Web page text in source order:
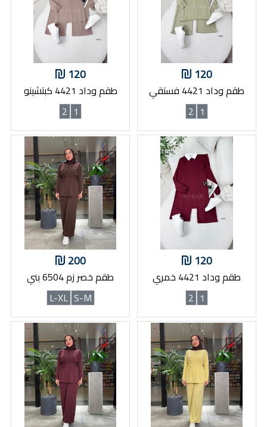
120
طقم وداد 4421 فستقي
1
2
120
طقم وداد 4421 كبتشينو
1
2
120
طقم وداد 4421 خمري
1
2
200
طقم خصر زم 6504 بني
S-M
L-XL